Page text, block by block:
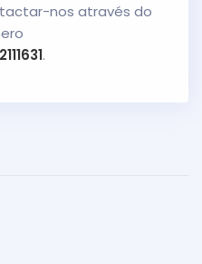
nos através do
.